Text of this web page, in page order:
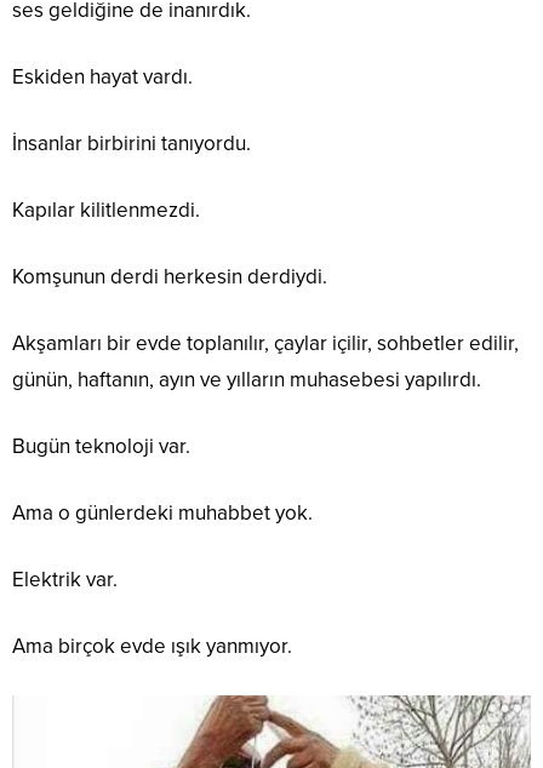
ses geldiğine de inanırdık.
Eskiden hayat vardı.
İnsanlar birbirini tanıyordu.
Kapılar kilitlenmezdi.
Komşunun derdi herkesin derdiydi.
Akşamları bir evde toplanılır, çaylar içilir, sohbetler edilir,
günün, haftanın, ayın ve yılların muhasebesi yapılırdı.
Bugün teknoloji var.
Ama o günlerdeki muhabbet yok.
Elektrik var.
Ama birçok evde ışık yanmıyor.